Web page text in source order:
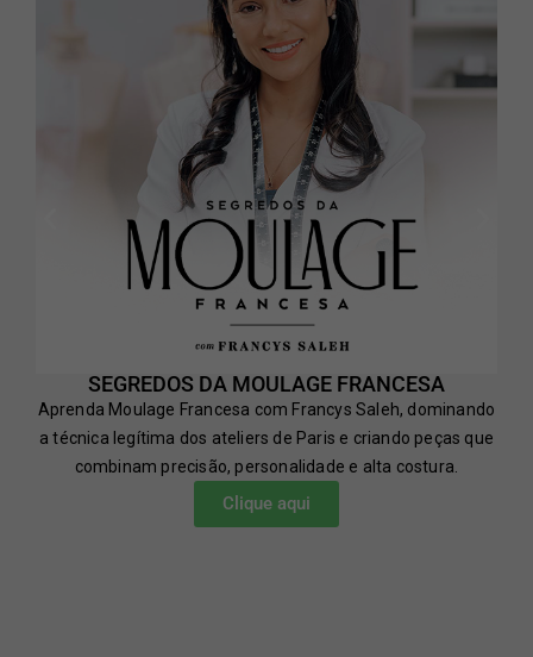
SEGREDOS DA MOULAGE FRANCESA
Aprenda Moulage Francesa com Francys Saleh, dominando
a técnica legítima dos ateliers de Paris e criando peças que
combinam precisão, personalidade e alta costura.
Clique aqui